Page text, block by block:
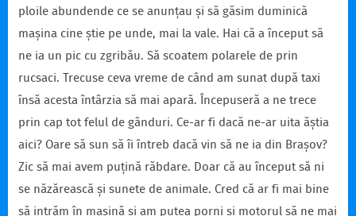
ploile abundende ce se anunțau și să găsim duminică
mașina cine știe pe unde, mai la vale. Hai că a început să
ne ia un pic cu zgribău. Să scoatem polarele de prin
rucsaci. Trecuse ceva vreme de când am sunat după taxi
însă acesta întârzia să mai apară. Începuseră a ne trece
prin cap tot felul de gânduri. Ce-ar fi dacă ne-ar uita ăștia
aici? Oare să sun să îi întreb dacă vin să ne ia din Brașov?
Zic să mai avem puțină răbdare. Doar că au început să ni
se năzărească și sunete de animale. Cred că ar fi mai bine
să intrăm în mașină și am putea porni și motorul să ne mai